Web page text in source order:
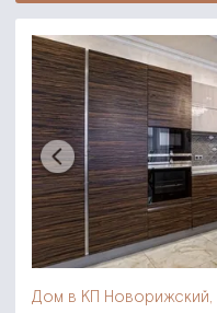
Дом в КП Новорижский,